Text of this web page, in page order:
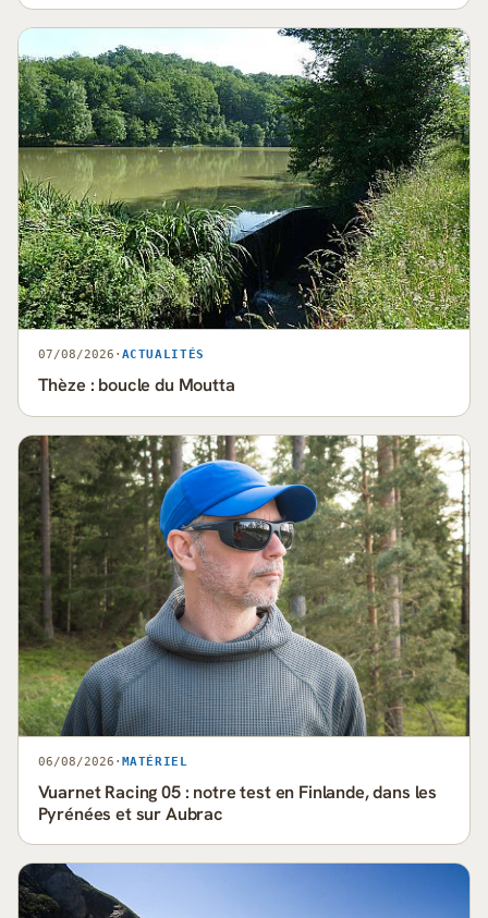
07/08/2026 · ACTUALITÉS
Thèze : boucle du Moutta
06/08/2026 · MATÉRIEL
Vuarnet Racing 05 : notre test en Finlande, dans les
Pyrénées et sur Aubrac